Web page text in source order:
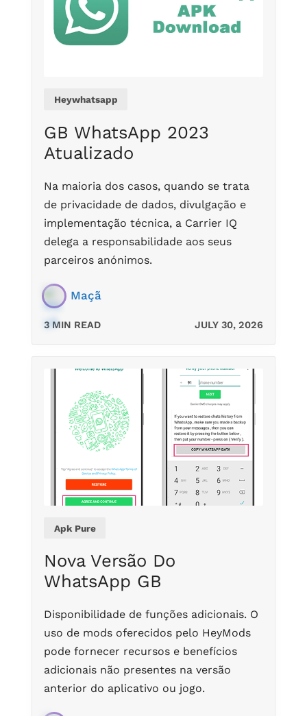
Heywhatsapp
GB WhatsApp 2023
Atualizado
Na maioria dos casos, quando se trata
de privacidade de dados, divulgação e
implementação técnica, a Carrier IQ
delega a responsabilidade aos seus
parceiros anónimos.
Maçã
3 MIN READ JULY 30, 2026
Apk Pure
Nova Versão Do
WhatsApp GB
Disponibilidade de funções adicionais. O
uso de mods oferecidos pelo HeyMods
pode fornecer recursos e benefícios
adicionais não presentes na versão
anterior do aplicativo ou jogo.